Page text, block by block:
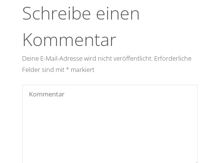
Schreibe einen
Kommentar
Deine E-Mail-Adresse wird nicht veröffentlicht. Erforderliche
Felder sind mit * markiert